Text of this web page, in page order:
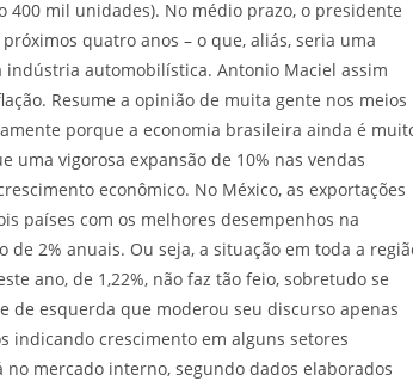
400 mil unidades). No médio prazo, o presidente
quatro anos – o que, aliás, seria uma
automobilística. Antonio Maciel assim
Resume a opinião de muita gente nos meios
porque a economia brasileira ainda é
uma vigorosa expansão de 10% nas vendas
econômico. No México, as exportações
países com os melhores desempenhos na
2% anuais. Ou seja, a situação em toda a
ano, de 1,22%, não faz tão feio, sobretudo se
de esquerda que moderou seu discurso apenas
indicando crescimento em alguns setores
mercado interno, segundo dados elaborados